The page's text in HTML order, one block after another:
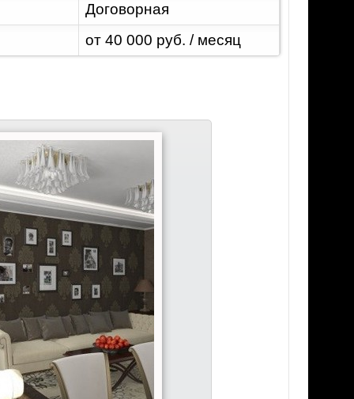
Договорная
от 40 000 руб. / месяц